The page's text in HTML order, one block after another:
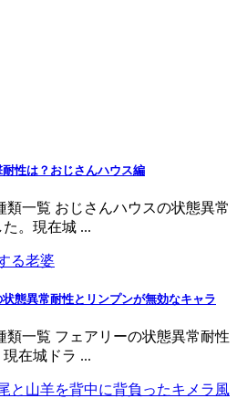
耐性は？おじさんハウス編
類一覧 おじさんハウスの状態異常
。現在城 ...
状態異常耐性とリンプンが無効なキャラ
類一覧 フェアリーの状態異常耐性
在城ドラ ...